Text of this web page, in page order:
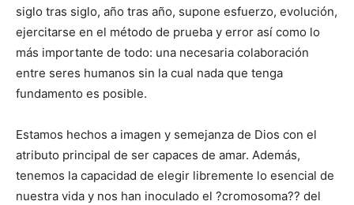
siglo tras siglo, año tras año, supone esfuerzo, evolución,
ejercitarse en el método de prueba y error así como lo
más importante de todo: una necesaria colaboración
entre seres humanos sin la cual nada que tenga
fundamento es posible.
Estamos hechos a imagen y semejanza de Dios con el
atributo principal de ser capaces de amar. Además,
tenemos la capacidad de elegir libremente lo esencial de
nuestra vida y nos han inoculado el ?cromosoma?? del